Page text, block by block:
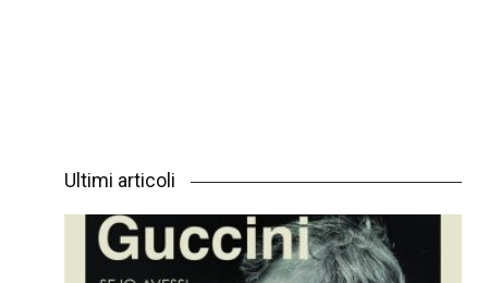
Ultimi articoli